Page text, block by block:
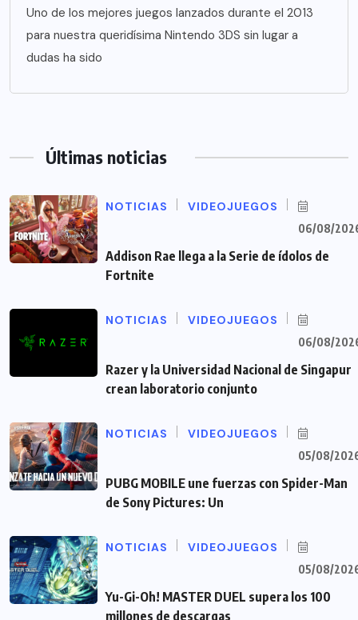
Uno de los mejores juegos lanzados durante el 2013
para nuestra queridísima Nintendo 3DS sin lugar a
dudas ha sido
Últimas noticias
NOTICIAS VIDEOJUEGOS
06/08/
Addison Rae llega a la Serie de ídolos de
Fortnite
NOTICIAS VIDEOJUEGOS
06/08/
Razer y la Universidad Nacional de Singapur
crean laboratorio conjunto
NOTICIAS VIDEOJUEGOS
05/08/
PUBG MOBILE une fuerzas con Spider-Man
de Sony Pictures: Un
NOTICIAS VIDEOJUEGOS
05/08/
Yu-Gi-Oh! MASTER DUEL supera los 100
millones de descargas